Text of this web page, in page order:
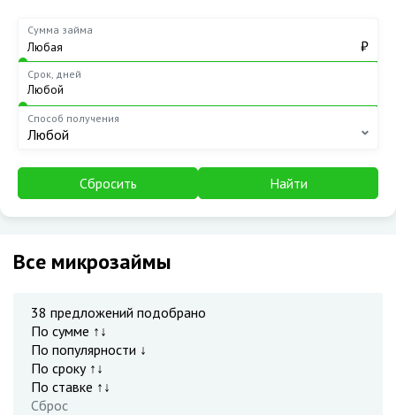
Сумма займа
₽
Срок, дней
Способ получения
Любой
Сбросить Найти
Все микрозаймы
38 предложений подобрано
По сумме ↑↓
По популярности ↓
По сроку ↑↓
По ставке ↑↓
Сброс